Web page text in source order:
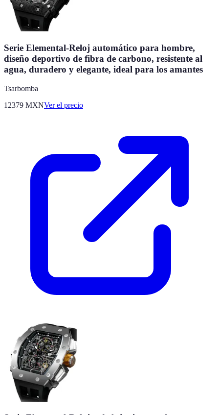
Serie Elemental-Reloj automático para hombre,
diseño deportivo de fibra de carbono, resistente al
agua, duradero y elegante, ideal para los amantes
Tsarbomba
12379 MXNVer el precio